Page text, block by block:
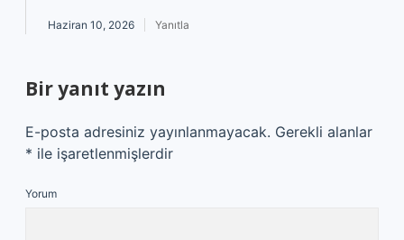
Haziran 10, 2026 Yanıtla
Bir yanıt yazın
E-posta adresiniz yayınlanmayacak. Gerekli alanlar
* ile işaretlenmişlerdir
Yorum